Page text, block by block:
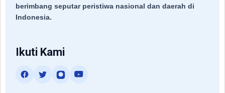
berimbang seputar peristiwa nasional dan daerah di
Indonesia.
Ikuti Kami